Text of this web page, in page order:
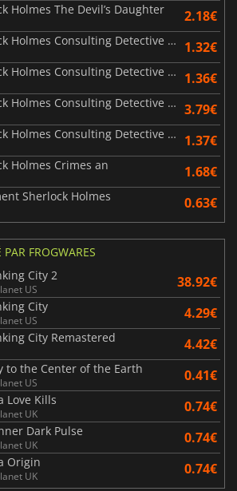
Holmes The Devil’s Daughter 2.18€
Sherlock Holmes Consulting Detective The Case of the Mystified Murderess 1.32€
Sherlock Holmes Consulting Detective The Case of the Tin Soldier 1.36€
Sherlock Holmes Consulting Detective Collection 3.79€
Sherlock Holmes Consulting Detective The Case of the Mummy's Curse 1.37€
Holmes Crimes an 1.68€
Sherlock Holmes 0.63€
FROGWARES
City 2
US 38.92€
City
US 4.29€
City Remastered 4.42€
to the Center of the Earth
US 0.41€
Love Kills
UK 0.74€
Dark Pulse
UK 0.74€
Origin
UK 0.74€